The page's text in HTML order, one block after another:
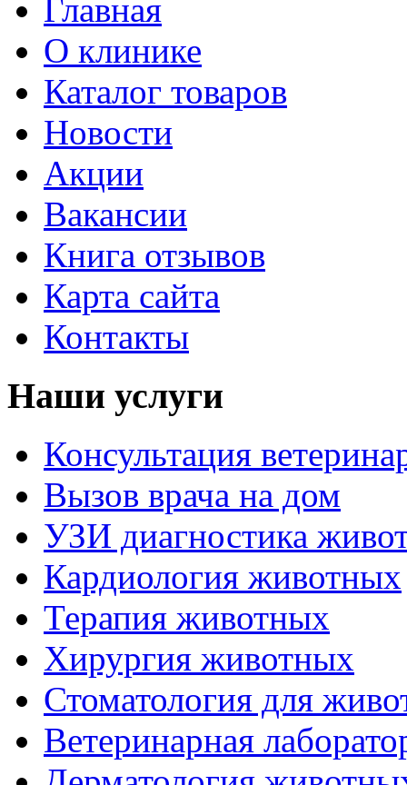
Главная
О клинике
Каталог товаров
Новости
Акции
Вакансии
Книга отзывов
Карта сайта
Контакты
Наши услуги
Консультация
Вызов врача на дом
УЗИ диагностика
Кардиология животных
Терапия животных
Хирургия животных
Стоматология для
Ветеринарная